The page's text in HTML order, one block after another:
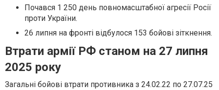
Почався 1 250 день повномасштабної агресії Росії
проти України.
26 липня на фронті відбулося 153 бойові зіткнення.
Втрати армії РФ станом на 27 липня
2025 року
Загальні бойові втрати противника з 24.02.22 по 27.07.25